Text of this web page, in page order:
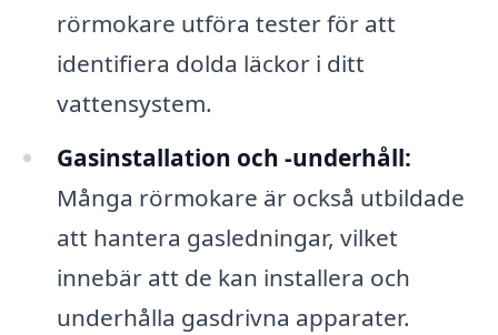
rörmokare utföra tester för att
identifiera dolda läckor i ditt
vattensystem.
Gasinstallation och -underhåll:
Många rörmokare är också utbildade
att hantera gasledningar, vilket
innebär att de kan installera och
underhålla gasdrivna apparater.